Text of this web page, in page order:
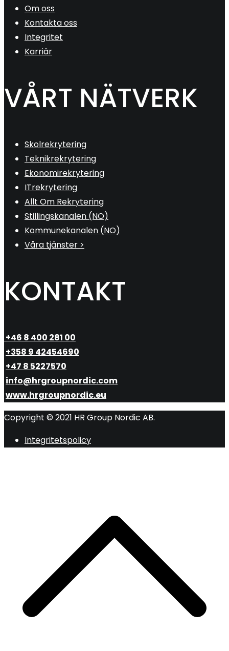
Om oss
Kontakta oss
Integritet
Karriär
VÅRT NÄTVERK
Skolrekrytering
Teknikrekrytering
Ekonomirekrytering
ITrekrytering
Allt Om Rekrytering
Stillingskanalen (NO)
Kommunekanalen (NO)
Våra tjänster >
KONTAKT
+46 8 400 281 00
+358 9 42454690
+47 8 5227570
info@hrgroupnordic.com
www.hrgroupnordic.eu
Copyright © 2021 HR Group Nordic AB.
Integritetspolicy